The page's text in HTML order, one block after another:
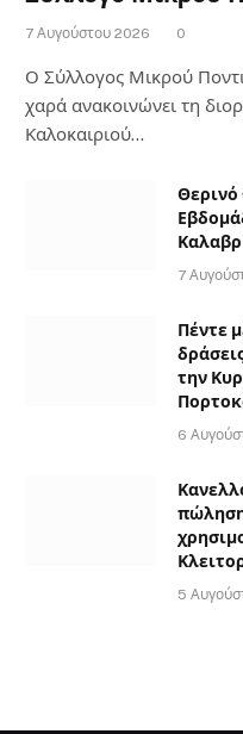
7 Αυγούστου 2026 0
Ο Σύλλογος Μικρού
χαρά ανακοινώνει τη
Καλοκαιριού…
Θερινό
7
Πέντε
την
6
5